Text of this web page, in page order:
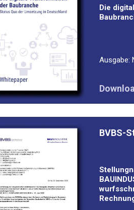
Die
Aus­ga­be:
BVBS-